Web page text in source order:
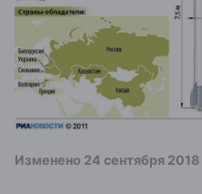
Изменено 24 сентября 2018